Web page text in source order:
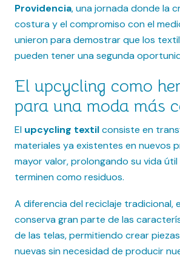
Providencia, una jornada donde la
costura y el compromiso con el
unieron para demostrar que los
pueden tener una segunda
El upcycling como
para una moda más
El upcycling textilconsiste en
materiales ya existentes en nuevos
mayor valor, prolongando su vida
terminen como residuos.
A diferencia del reciclaje tradicional,
conserva gran parte de las
de las telas, permitiendo crear
nuevas sin necesidad de producir